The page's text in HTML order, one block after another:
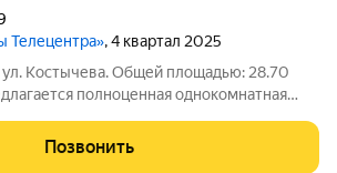
Телецентра», 4 квартал 2025
ул. Костычева. Общей площадью: 28.70
полноценная однокомнатная
предчистовой отделкой whitе bох.
в
Позвонить